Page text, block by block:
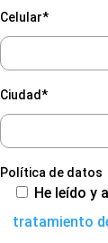
Celular*
Ciudad*
Política de datos
He leído y
tratamiento